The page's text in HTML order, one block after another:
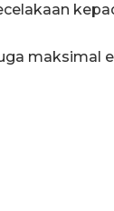
maksimal